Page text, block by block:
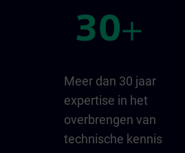
Meer dan 30 jaar
expertise in het
overbrengen van
technische kennis